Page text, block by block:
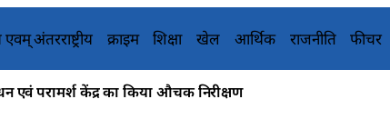
एवम् अंतरराष्ट्रीय क्राइम शिक्षा खेल आर्थिक राजनीति फीचर
एवं परामर्श केंद्र का किया औचक निरीक्षण